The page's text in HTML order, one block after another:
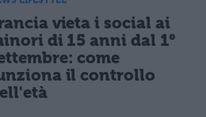
vieta i social ai
di 15 anni dal 1°
come
il controllo